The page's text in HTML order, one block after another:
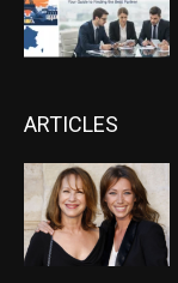
ARTICLES